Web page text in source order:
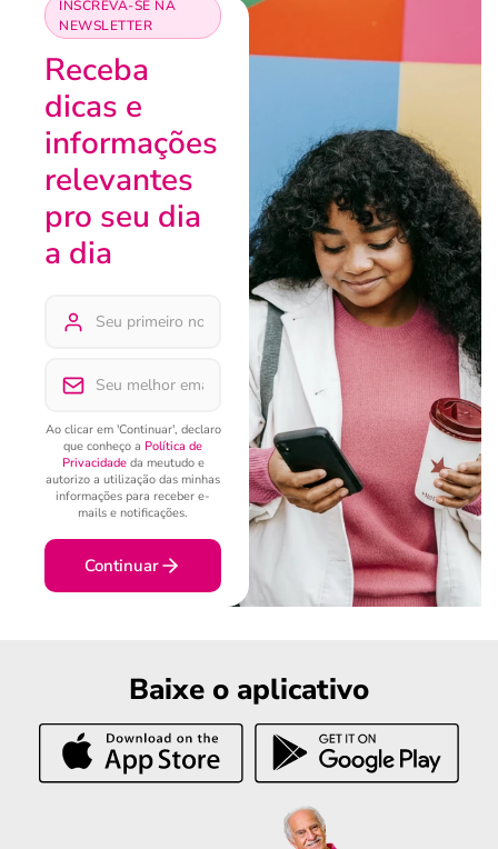
INSCREVA-SE NA
NEWSLETTER
Receba
dicas e
informações
relevantes
pro seu dia
a dia
Ao clicar em 'Continuar', declaro
que conheço a Política de
Privacidadeda meutudo e
autorizo a utilização das minhas
informações para receber e-
mails e notificações.
Continuar
Baixe o aplicativo